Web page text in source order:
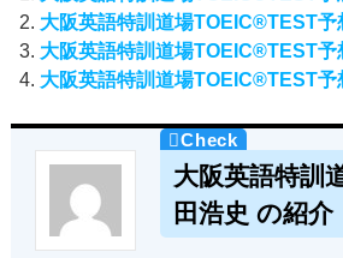
大阪英語特訓道場TOEIC®TEST予
大阪英語特訓道場TOEIC®TEST予
大阪英語特訓道場TOEIC®TEST予
大阪英語特訓
田浩史 の紹介